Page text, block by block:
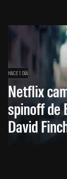
HACE 1 DÍA
Netflix
spinoff de
David